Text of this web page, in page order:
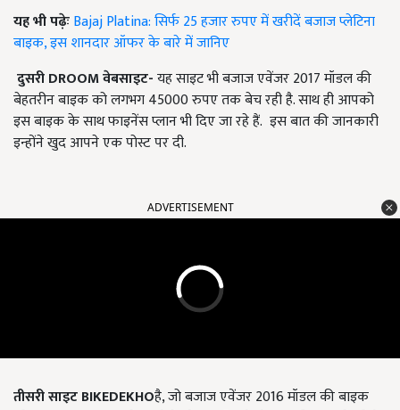
यह भी पढ़ेःBajaj Platina: सिर्फ 25 हजार रुपए में खरीदें बजाज प्लेटिना
बाइक, इस शानदार ऑफर के बारे में जानिए
दुसरीDROOMवेबसाइट-यह साइट भी बजाज एवेंजर 2017 मॉडल की
बेहतरीन बाइक को लगभग 45000 रुपए तक बेच रही है. साथ ही आपको
इस बाइक के साथ फाइनेंस प्लान भी दिए जा रहे हैं. इस बात की जानकारी
इन्होंने खुद आपने एक पोस्ट पर दी.
ADVERTISEMENT
तीसरी साइटBIKEDEKHOहै, जो बजाज एवेंजर 2016 मॉडल की बाइक